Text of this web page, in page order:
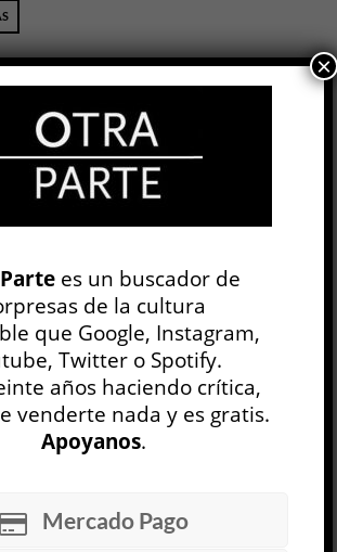
BUSCAR
es un buscador de
de la cultura
que Google, Instagram,
Twitter o Spotify.
años haciendo crítica,
venderte nada y es gratis.
Apoyanos.
Mercado Pago
×